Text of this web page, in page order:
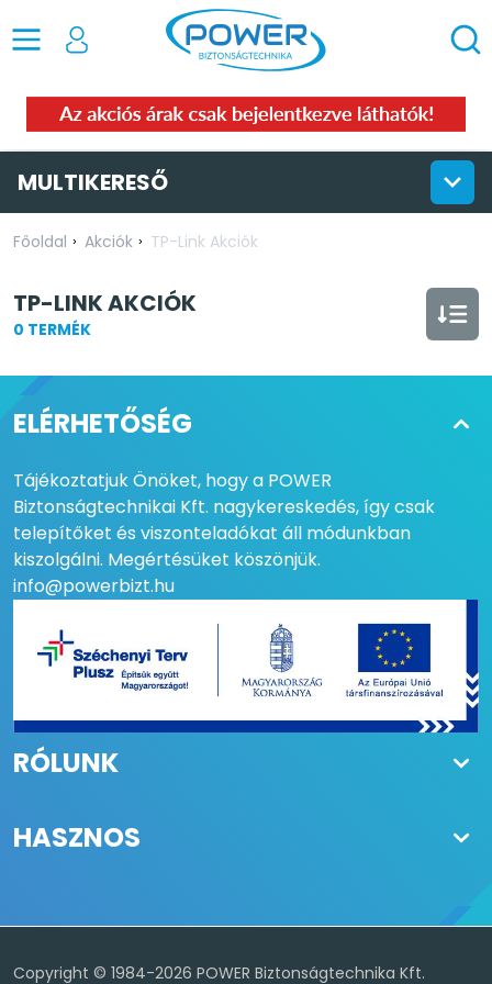
MULTIKERESŐ
Főoldal Akciók TP-Link Akciók
TP-LINK AKCIÓK
0 TERMÉK
ELÉRHETŐSÉG
Tájékoztatjuk Önöket, hogy a POWER
Biztonságtechnikai Kft. nagykereskedés, így csak
telepítőket és viszonteladókat áll módunkban
kiszolgálni. Megértésüket köszönjük.
info@powerbizt.hu
RÓLUNK
HASZNOS
Copyright © 1984-2026 POWER Biztonságtechnika Kft.